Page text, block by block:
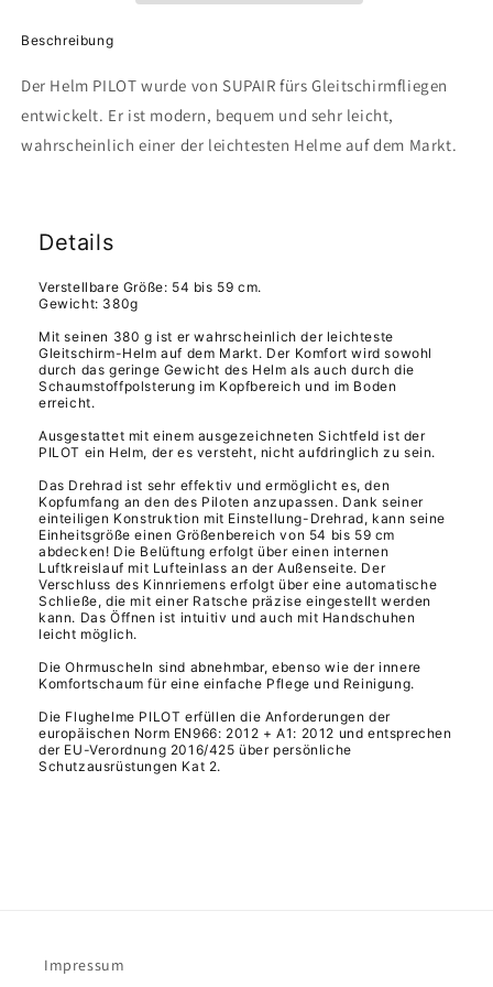
Beschreibung
Der Helm PILOT wurde von SUPAIR fürs Gleitschirmfliegen
entwickelt. Er ist modern, bequem und sehr leicht,
wahrscheinlich einer der leichtesten Helme auf dem Markt.
Details
Verstellbare Größe: 54 bis 59 cm.
Gewicht: 380g
Mit seinen 380 g ist er wahrscheinlich der leichteste
Gleitschirm-Helm auf dem Markt. Der Komfort wird sowohl
durch das geringe Gewicht des Helm als auch durch die
Schaumstoffpolsterung im Kopfbereich und im Boden
erreicht.
Ausgestattet mit einem ausgezeichneten Sichtfeld ist der
PILOT ein Helm, der es versteht, nicht aufdringlich zu sein.
Das Drehrad ist sehr effektiv und ermöglicht es, den
Kopfumfang an den des Piloten anzupassen. Dank seiner
einteiligen Konstruktion mit Einstellung-Drehrad, kann seine
Einheitsgröße einen Größenbereich von 54 bis 59 cm
abdecken! Die Belüftung erfolgt über einen internen
Luftkreislauf mit Lufteinlass an der Außenseite. Der
Verschluss des Kinnriemens erfolgt über eine automatische
Schließe, die mit einer Ratsche präzise eingestellt werden
kann. Das Öffnen ist intuitiv und auch mit Handschuhen
leicht möglich.
Die Ohrmuscheln sind abnehmbar, ebenso wie der innere
Komfortschaum für eine einfache Pflege und Reinigung.
Die Flughelme PILOT erfüllen die Anforderungen der
europäischen Norm EN966: 2012 + A1: 2012 und entsprechen
der EU-Verordnung 2016/425 über persönliche
Schutzausrüstungen Kat 2.
Impressum